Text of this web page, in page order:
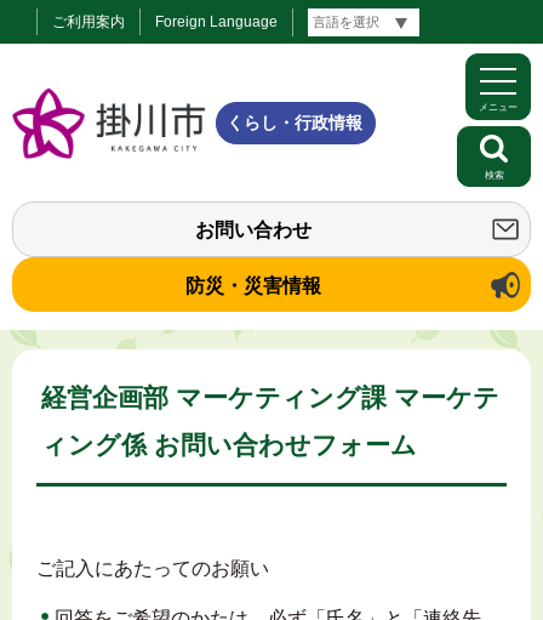
ご利用案内 Foreign Language
くらし・行政情報
お問い合わせ
防災・災害情報
メニュー
検索
経営企画部 マーケティング課 マーケテ
ィング係 お問い合わせフォーム
ご記入にあたってのお願い